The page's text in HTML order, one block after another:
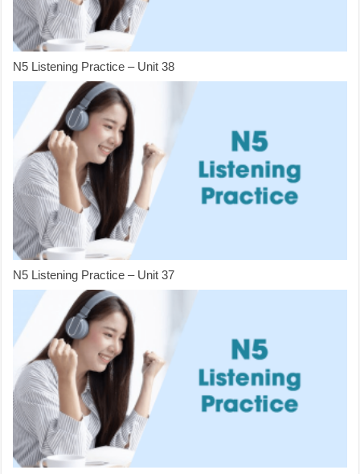
N5 Listening Practice – Unit 38
N5 Listening Practice – Unit 37